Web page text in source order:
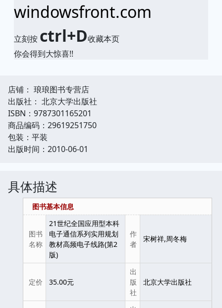
windowsfront.com
立刻按 ctrl+D收藏本页
你会得到大惊喜!!
店铺： 琅琅图书专营店
出版社： 北京大学出版社
ISBN：9787301165201
商品编码：29619251750
包装：平装
出版时间：2010-06-01
具体描述
图书基本信息
图书
名称
21世纪全国应用型本科
电子通信系列实用规划
教材高频电子线路(第2
版)
作
者
宋树祥,周冬梅
定价 35.00元
出
版
社
北京大学出版社